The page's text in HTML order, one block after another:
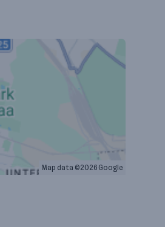
Map data ©2026 Google